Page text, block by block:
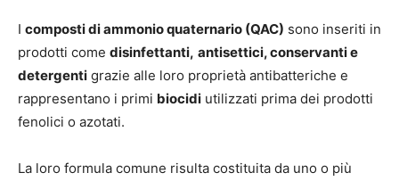
I composti di ammonio quaternario (QAC) sono inseriti in
prodotti come disinfettanti, antisettici, conservanti e
detergenti grazie alle loro proprietà antibatteriche e
rappresentano i primi biocidi utilizzati prima dei prodotti
fenolici o azotati.
La loro formula comune risulta costituita da uno o più